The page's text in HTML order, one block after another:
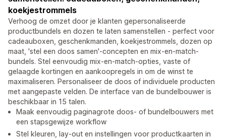
koekjestrommels
Verhoog de omzet door je klanten gepersonaliseerde
productbundels en dozen te laten samenstellen - perfect voor
cadeauboxen, geschenkmanden, koekjestrommels, dozen op
maat, 'stel een doos samen'-concepten en mix-en-match-
bundels. Stel eenvoudig mix-en-match-opties, vaste of
gelaagde kortingen en aankoopregels in om de winst te
maximaliseren. Personaliseer de doos of individuele producten
met aangepaste velden. De interface van de bundelbouwer is
beschikbaar in 15 talen.
Maak eenvoudig paginagrote doos- of bundelbouwers met
een stapsgewijze workflow
Stel kleuren, lay-out en instellingen voor productkaarten in